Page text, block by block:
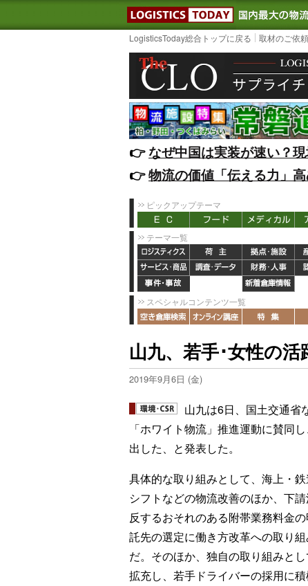
LOGISTICS
LogisticsToday総合トップに戻る 取材のご依
👉️なぜ中国は実装が速い？
👉️物流の価値「伝える力」
ピックアップテーマ
テーマ一覧
スペシャルコンテンツ一覧
山九、若手･女性の
2019年9月6日 (金)
山九は6日、国土交通省
「ホワイト物流」推進運動に賛同
出した、と発表した。
具体的な取り組みとして、海上・
シフトなどの物流改善のほか、下
反するおそれのある附帯業務料金
託先の選定に働き方改革への取り
だ。そのほか、独自の取り組みと
拡充し、若手ドライバーの採用に